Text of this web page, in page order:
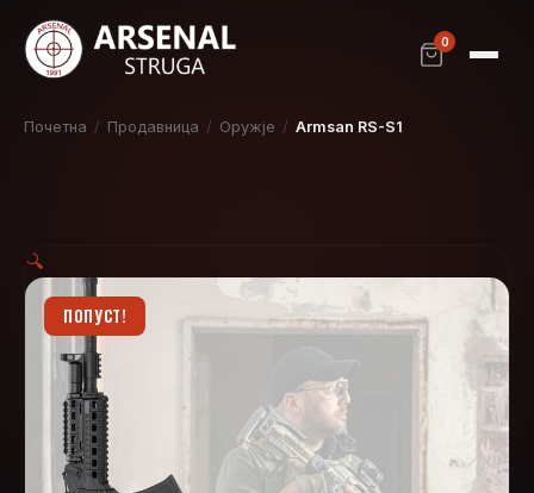
0
Почетна / Продавница / Оружје / Armsan RS-S1
🔍
ПОПУСТ!